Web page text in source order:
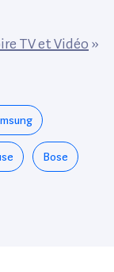
TV et Vidéo »
Bose